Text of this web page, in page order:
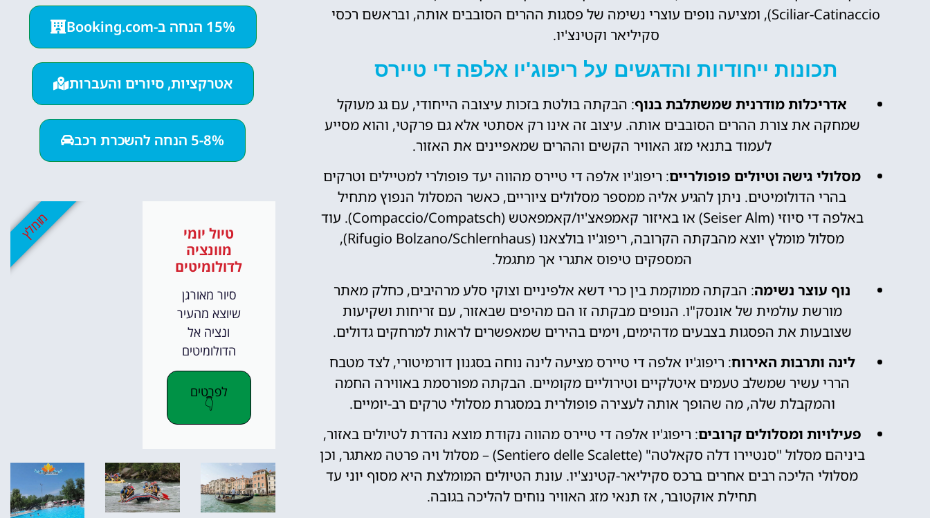
Sciliar-Catinaccio), ומציעה נופים עוצרי נשימה של פסגות ההרים הסובבים אותה, ובראשם רכסי
סקיליאר וקטינצ'יו.
תכונות ייחודיות והדגשים על ריפוג'יו אלפה די טיירס
אדריכלות מודרנית שמשתלבת בנוף: הבקתה בולטת בזכות עיצובה הייחודי, עם גג מעוקל
שמחקה את צורת ההרים הסובבים אותה. עיצוב זה אינו רק אסתטי אלא גם פרקטי, והוא מסייע
לעמוד בתנאי מזג האוויר הקשים וההרים שמאפיינים את האזור.
מסלולי גישה וטיולים פופולריים: ריפוג'יו אלפה די טיירס מהווה יעד פופולרי למטיילים וטרקים
בהרי הדולומיטים. ניתן להגיע אליה ממספר מסלולים ציוריים, כאשר המסלול הנפוץ מתחיל
באלפה די סיוזי (Seiser Alm) או באיזור קאמפאצ'יו/קאמפאטש (Compaccio/Compatsch). עוד
מסלול מומלץ יוצא מהבקתה הקרובה, ריפוג'יו בולצאנו (Rifugio Bolzano/Schlernhaus),
המספקים טיפוס אתגרי אך מתגמל.
נוף עוצר נשימה: הבקתה ממוקמת בין כרי דשא אלפיניים וצוקי סלע מרהיבים, כחלק מאתר
מורשת עולמית של אונסק"ו. הנופים מבקתה זו הם מהיפים שבאזור, עם זריחות ושקיעות
שצובעות את הפסגות בצבעים מדהימים, וימים בהירים שמאפשרים לראות למרחקים גדולים.
לינה ותרבות האירוח: ריפוג'יו אלפה די טיירס מציעה לינה נוחה בסגנון דורמיטורי, לצד מטבח
הררי עשיר שמשלב טעמים איטלקיים וטירוליים מקומיים. הבקתה מפורסמת באווירה החמה
והמקבלת שלה, מה שהופך אותה לעצירה פופולרית במסגרת מסלולי טרקים רב-יומיים.
פעילויות ומסלולים קרובים: ריפוג'יו אלפה די טיירס מהווה נקודת מוצא נהדרת לטיולים באזור,
ביניהם מסלול "סנטיירו דלה סקאלטה" (Sentiero delle Scalette) – מסלול ויה פרטה מאתגר, וכן
מסלולי הליכה רבים אחרים ברכס סקיליאר-קטינצ'יו. עונת הטיולים המומלצת היא מסוף יוני עד
תחילת אוקטובר, אז תנאי מזג האוויר נוחים להליכה בגובה.
15% הנחה ב-Booking.com
אטרקציות, סיורים והעברות
5-8% הנחה להשכרת רכב
טיול יומי
מוונציה
לדולומיטים
סיור מאורגן
שיוצא מהעיר
ונציה אל
הדולומיטים
לפרטים
👇
מומלץ